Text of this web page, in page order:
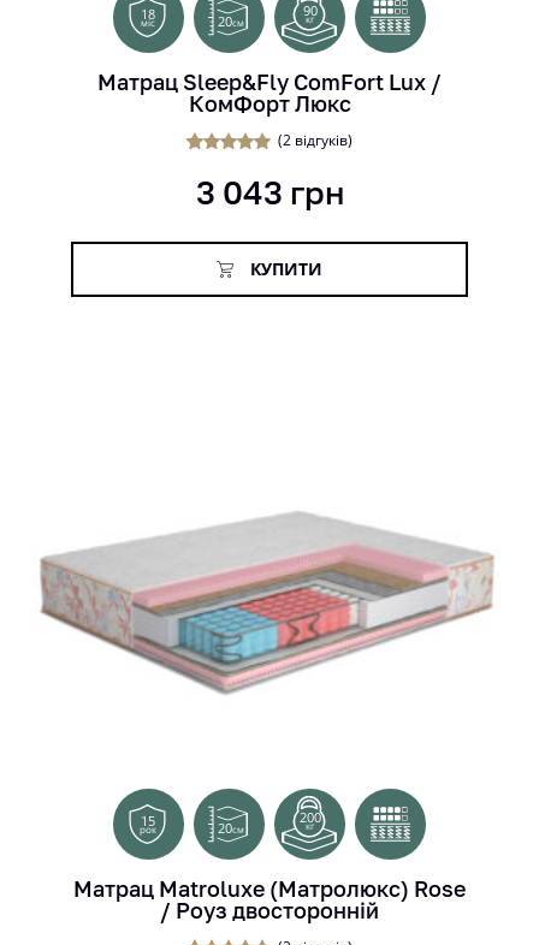
18
міс 20см
90
кг
Матрац Sleep&Fly ComFort Lux /
КомФорт Люкс
5.00
з 5 на
(2відгуків)
3 043 грн
КУПИТИ
15
рок 20см
200
кг
Матрац Matroluxe (Матролюкс) Rose
/ Роуз двосторонній